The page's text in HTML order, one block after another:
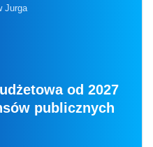
Jurga
od 2027
publicznych